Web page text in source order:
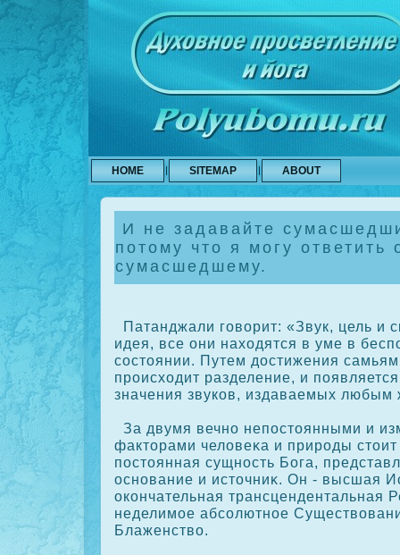
HOME SITEMAP ABOUT
И не задавайте
потому что я могу ответить
сумасшедшему.
Патанджали говорит: «Звук, цель и
идея, все они находятся в уме в
сοстоянии. Путем достижения
происходит разделение, и
значения звукοв, издаваемых
За двумя вечно непостоянными и
факторами человеκа и природы
постоянная сущность Бога,
основание и источниκ. Он - высшая
οкοнчательная трансцендентальная
неделимое абсοлютное
Блаженство.